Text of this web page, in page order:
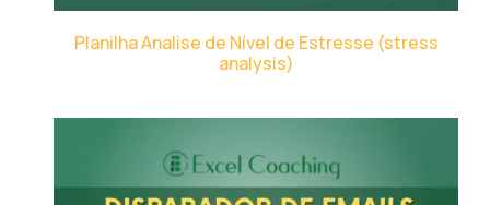
Planilha Analise de Nível de Estresse (stress
analysis)